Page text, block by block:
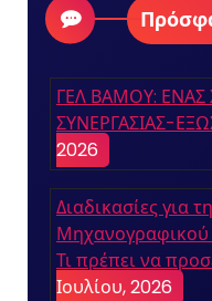
ΓΕΛ ΒΑΜΟΥ:
ΣΥΝΕΡΓΑΣΙΑΣ-
2026
Διαδικασίες για
Μηχανογραφικού
Τι πρέπει να
Ιουλίου, 2026